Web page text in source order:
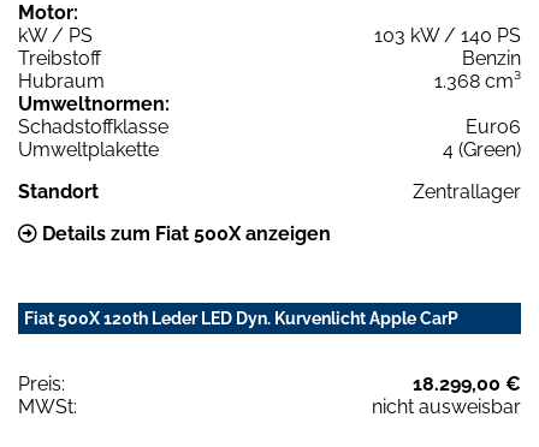
Motor:
kW / PS
103 kW / 140 PS
Treibstoff
Benzin
Hubraum
1.368 cm³
Umweltnormen:
Schadstoffklasse
Euro6
Umweltplakette
4 (Green)
Standort
Zentrallager
Details zum Fiat 500X anzeigen
Fiat 500X 120th Leder LED Dyn. Kurvenlicht Apple CarP
Preis:
18.299,00 €
MWSt:
nicht ausweisbar